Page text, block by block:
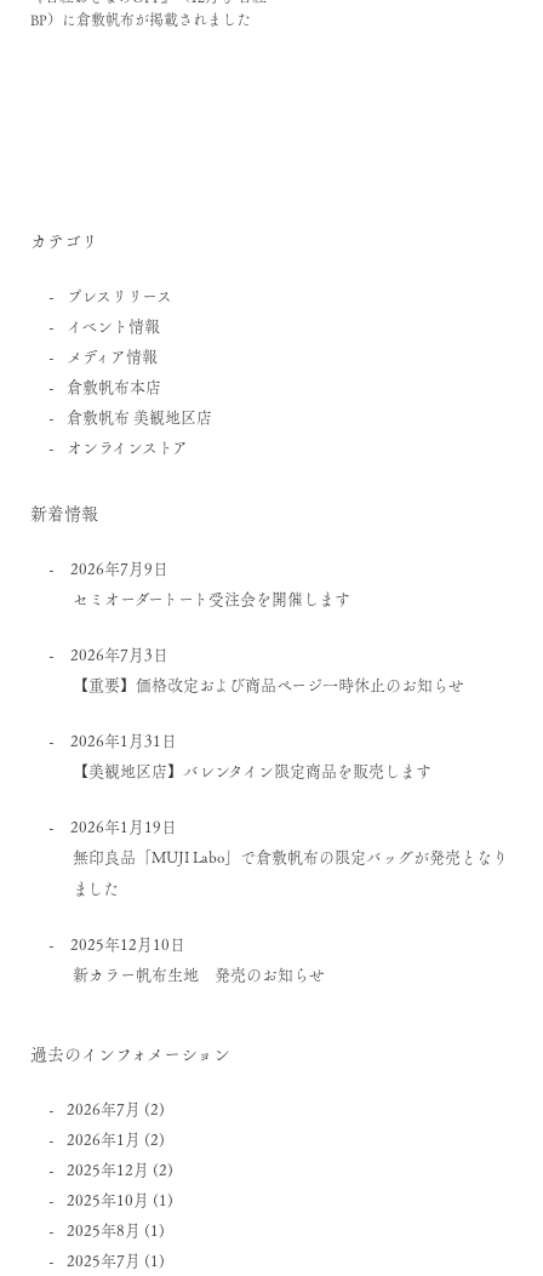
BP）に倉敷帆布が掲載されました
カテゴリ
プレスリリース
イベント情報
メディア情報
倉敷帆布本店
倉敷帆布 美観地区店
オンラインストア
新着情報
2026年7月9日
セミオーダートート受注会を開催します
2026年7月3日
【重要】価格改定および商品ページ一時休止のお知らせ
2026年1月31日
【美観地区店】バレンタイン限定商品を販売します
2026年1月19日
無印良品「MUJI Labo」で倉敷帆布の限定バッグが発売となり
ました
2025年12月10日
新カラー帆布生地 発売のお知らせ
過去のインフォメーション
2026年7月 (2)
2026年1月 (2)
2025年12月 (2)
2025年10月 (1)
2025年8月 (1)
2025年7月 (1)